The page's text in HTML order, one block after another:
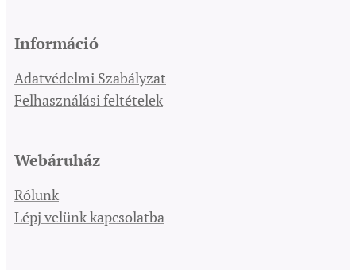
Információ
Adatvédelmi Szabályzat
Felhasználási feltételek
Webáruház
Rólunk
Lépj velünk kapcsolatba